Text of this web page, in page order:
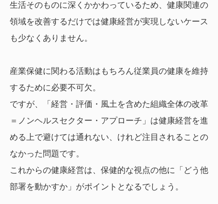
生活そのものに深くかかわっているため、健康関連の
領域を改善するだけでは健康経営が実現しないケース
も少なくありません。
産業保健に関わる活動はもちろん従業員の健康を維持
するために必要不可欠。
ですが、「経営・評価・風土を含めた組織全体の改革
＝ノンヘルスセクター・アプローチ」は健康経営を進
める上で避けては通れない、けれど注目されることの
なかった問題です。
これからの健康経営は、保健的な視点の他に「どう他
部署を動かすか」がポイントとなるでしょう。